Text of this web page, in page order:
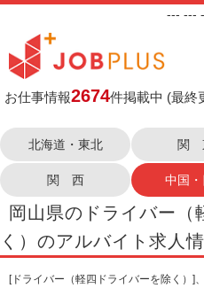
--- ---
お仕事情報2674件掲載中 (最終
北海道・東北 関
関 西 中国・
岡山県のドライバー（
く）のアルバイト求人
[ドライバー（軽四ドライバーを除く）]